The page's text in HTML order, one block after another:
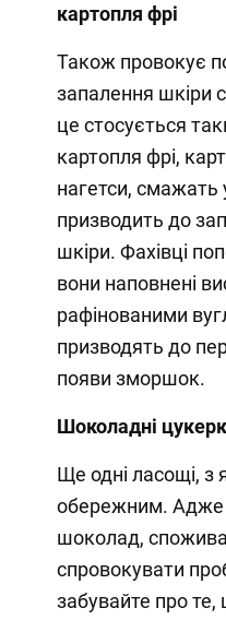
картопля фрі
Також провокує
запалення шкіри
це стосується
картопля фрі,
нагетси, смажать
призводить до
шкіри. Фахівці
вони наповнені
рафінованими
призводять до
появи зморшок.
Шоколадні
Ще одні ласощі, з
обережним. Адже
шоколад,
спровокувати
забувайте про